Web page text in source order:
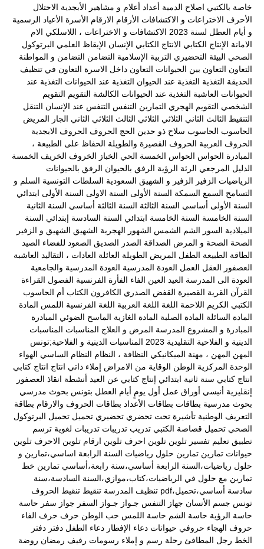
خاصة بالكتبي اصلاح الدمية أعداد أعلام و مشاهير الأبجدية الاحتلال
الأحرف الاختراعات و الاكتشافات الأرقام الارقام الأسرة الأعياد الرسمية
و أيام العطل لسنة 2023
الاكتشافات و الاختراعات ، اللاسلكي الام
الامانة الإنتاج الكتابي الانتاج الكتابي الإنسان الإيقاظ العلمي البرتوكول
الصحي البيئة التحضيري التربية الإسلامية التضامن التضامن و المواطنة
التعاون التعاون بين الحيوانات التعاون داخل الاسرة التعاون في تنظيف
الحديقة التغذية التغذية عند الحيوان التغذية عند الحيوانات التغذية عند
الحيوانات العاشبة التغذية عند الحيوانات الكالشة التقويم التقويم
الشخصي التقويم الهجري التمارين التنفس التنفس عند الإنسان التنقل
التنقيط الثالث الثاني الثلاثي الثلاثي الثالث الثلاثي الثاني الجار المريض
الحاسوب الحاسوب سلاح ذو حدين الحج الحروف الحروف الابجدية
الحروف العربية الحروف القصيرة والطويلة الحفاظ على الطبيعة ،
المبادرة الحواس الحواس الخمسة الحي الخباز الخروف الخريف الخمسة
الدليل المرجعي الرئة الرؤية الرفق بالحيوان الرفق بالحيوانات
الرياضيات الزفير الزفير و الشهيق السعودية السلطات التونسية السلم و
التسامح السمع السمكة السنة الأولى السنة الاولى السنة الأولى ابتدائي
السنة الأولى أساسي السنة الثالثة السنة الثالثة أساسي السنة الثانية
السنة الخامسة السنة الخامسة ابتدائي السنة السادسة إبتدائي السنة
الميلادية السور الشم الشمس الشهور الهجرية الشهيق الشهيق و الزفير
الصحة الصحة و المرض الصداقة الصدر الصديق الصعود للفضاء الصيد
الطاقة الطبيعة الطفل المريض الطويلة العائلة العادات ، التقاليد العاشبة
العصفور العقل العمل العودة المدرسية العودة المدرسية والجامعية
العودة الى المدرسة العيد العين الفاء الفأرة الفرنسية الفصول القراءة
القرآن القرية القصيرة القفض الصدري الكافرون الكتاب أم الحاسوب
الكتبي الكريم اللاحمة اللغة اللغة العربية اللغة الفرنسية اللمس المادة
المادة السائلة المادة الصلبة المادة الغازية الماسح الضوئي المبادرة
المبادرة و المشروع المدرسة المرض و العلاج المناسبات المناسبات
الدينية و الفلاحية التقليدية 2023
المناسبات الدينية و الفلاحية;تونس
المهن المهن ، مهنة الميكانيكي النظافة ، النظام النظام الساسي الهواء
الوحدة المركزية الوطن الوقاية من الامراض إملاء ذاتي انتاج انتاج كتابي
انتاج كتابي سنة ثانية ابتدائي إنتاج كتابي عن العيد أنشطة انقاذ العصفور
إنقليزية أنيسي أوراق عمل أول يومٍ أيام العطل بتونس بحوث مدرسي
بحوث مدرسية بطاقات بطاقات الأعداد بطاقات الحروف والارقام بطاقة
التعريف الوطنية تأشيرة تحت تحضري تحضيري تحميل تحميل البرتوكول
الصحي تحميل قصاصة الكتبي تدريب تدريبات تدريبات لغوية ترسم
تطبيق تعليم تفسير تلوين تلوين احرف تلوين ارقام تلوين الاحرف تلوين
حيوانات تمارين تمارين حلول رياضيات السنة الرابعة اساسي،تمارين و
حلول رياضيات،السنة الرابعة أساسي،سنة رابعة،أساسي تمارين خط
تمارين مع حلول في الرياضيات،كتاب،موازي،السنة السادسة،سنة
سادسة أساسي،تحميل،pdf
تنظيف المدرسة تنقيط تنقيط الحروف
تونس جسم الأنسان جهاز التنفس جـواز جـواز السفر جواز سفر حاسة
حاسة الرؤية حاسة الشم حاسة اللمس حب الوطن حرف حرف الفاء
حروف الهجاء حروفي حيوانات دعاء الإفطار دعاء الطفل دفتر دفتر
الخط رجل المطافئ رحلة رسم و إملاء رسومات رفيف رمضان روضة